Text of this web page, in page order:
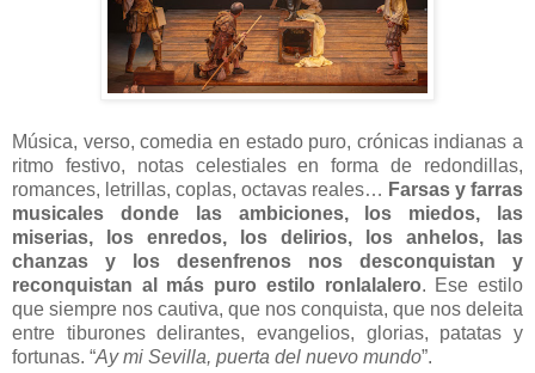
Música, verso, comedia en estado puro, crónicas indianas a
ritmo festivo, notas celestiales en forma de redondillas,
romances, letrillas, coplas, octavas reales… Farsas y farras
musicales donde las ambiciones, los miedos, las
miserias, los enredos, los delirios, los anhelos, las
chanzas y los desenfrenos nos desconquistan y
reconquistan al más puro estilo ronlalalero. Ese estilo
que siempre nos cautiva, que nos conquista, que nos deleita
entre tiburones delirantes, evangelios, glorias, patatas y
fortunas. “Ay mi Sevilla, puerta del nuevo mundo”.